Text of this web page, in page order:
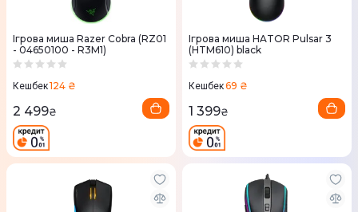
Ігрова миша Razer Cobra (RZ01
- 04650100 - R3M1)
Кешбек124 ₴
2 499₴
Ігрова миша HATOR Pulsar 3
(HTM610) black
Кешбек69 ₴
1 399₴